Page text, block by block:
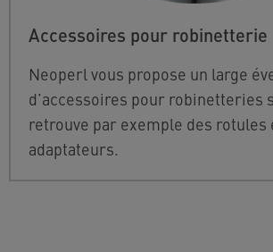
Accessoires pour robinetterie
Neoperl vous propose un large
d’accessoires pour robinetteries
retrouve par exemple des rotules
adaptateurs.